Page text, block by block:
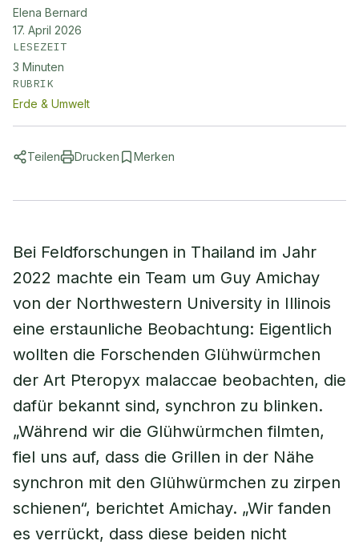
Elena Bernard
17. April 2026
LESEZEIT
3 Minuten
RUBRIK
Erde & Umwelt
Teilen Drucken Merken
Bei Feldforschungen in Thailand im Jahr
2022 machte ein Team um Guy Amichay
von der Northwestern University in Illinois
eine erstaunliche Beobachtung: Eigentlich
wollten die Forschenden Glühwürmchen
der Art Pteropyx malaccae beobachten, die
dafür bekannt sind, synchron zu blinken.
„Während wir die Glühwürmchen filmten,
fiel uns auf, dass die Grillen in der Nähe
synchron mit den Glühwürmchen zu zirpen
schienen“, berichtet Amichay. „Wir fanden
es verrückt, dass diese beiden nicht